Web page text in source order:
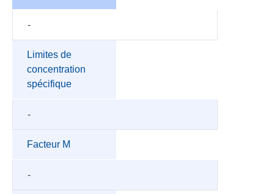
-
Limites de
concentration
spécifique
-
Facteur M
-